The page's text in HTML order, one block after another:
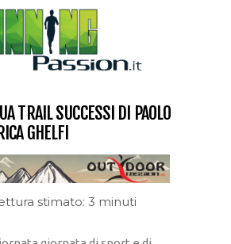
TRAIL SUCCESSI DI PAOLO
GHELFI
stimato: 3 minuti